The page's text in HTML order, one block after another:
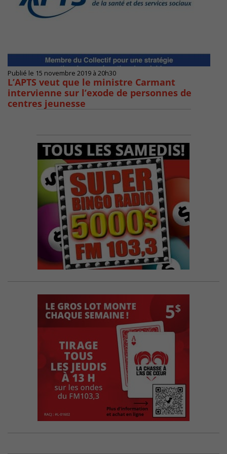
Publié le 15 novembre 2019 à 20h30
L’APTS veut que le ministre Carmant
intervienne sur l’exode de personnes de
centres jeunesse